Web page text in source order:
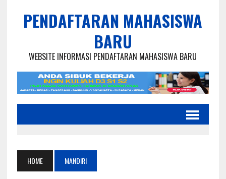
PENDAFTARAN MAHASISWA
BARU
WEBSITE INFORMASI PENDAFTARAN MAHASISWA BARU
HOME MANDIRI